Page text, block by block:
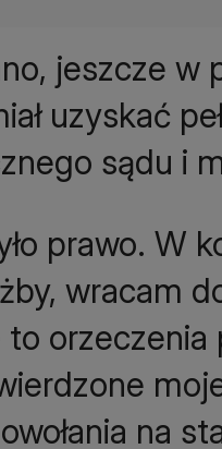
jeszcze w
uzyskać
sądu i
prawo. W
wracam
orzeczenia
na